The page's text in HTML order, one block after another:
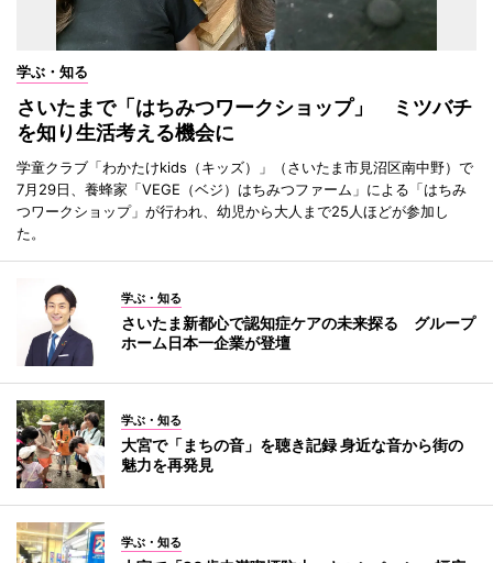
学ぶ・知る
さいたまで「はちみつワークショップ」 ミツバチ
を知り生活考える機会に
学童クラブ「わかたけkids（キッズ）」（さいたま市見沼区南中野）で
7月29日、養蜂家「VEGE（ベジ）はちみつファーム」による「はちみ
つワークショップ」が行われ、幼児から大人まで25人ほどが参加し
た。
学ぶ・知る
さいたま新都心で認知症ケアの未来探る グループ
ホーム日本一企業が登壇
学ぶ・知る
大宮で「まちの音」を聴き記録 身近な音から街の
魅力を再発見
学ぶ・知る